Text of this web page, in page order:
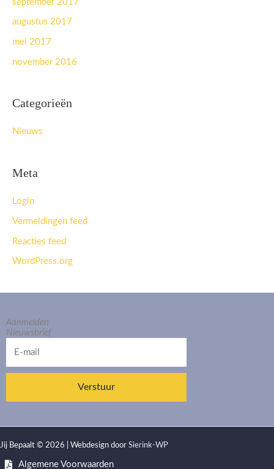
september 2017
augustus 2017
mei 2017
november 2016
Categorieën
Nieuws
Meta
Login
Vermeldingen feed
Reacties feed
WordPress.org
Aanmelden
Nieuwsbrief
mail
Verstuur
Jij Bepaalt © 2026 | Webdesign door Sierink-WP
Algemene Voorwaarden